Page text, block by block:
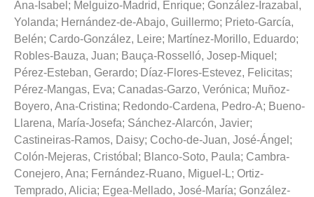
Ana-Isabel ; Melguizo-Madrid, Enrique; González-Irazabal,
Yolanda; Hernández-de-Abajo, Guillermo; Prieto-García,
Belén; Cardo-González, Leire; Martínez-Morillo, Eduardo;
Robles-Bauza, Juan; Bauça-Rosselló, Josep-Miquel ;
Pérez-Esteban, Gerardo; Díaz-Flores-Estevez, Felicitas;
Pérez-Mangas, Eva; Canadas-Garzo, Verónica; Muñoz-
Boyero, Ana-Cristina; Redondo-Cardena, Pedro-A; Bueno-
Llarena, María-Josefa; Sánchez-Alarcón, Javier;
Castineiras-Ramos, Daisy; Cocho-de-Juan, José-Ángel ;
Colón-Mejeras, Cristóbal ; Blanco-Soto, Paula; Cambra-
Conejero, Ana; Fernández-Ruano, Miguel-L; Ortiz-
Temprado, Alicia; Egea-Mellado, José-María; González-